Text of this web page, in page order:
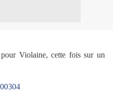
Violaine, cette fois sur un